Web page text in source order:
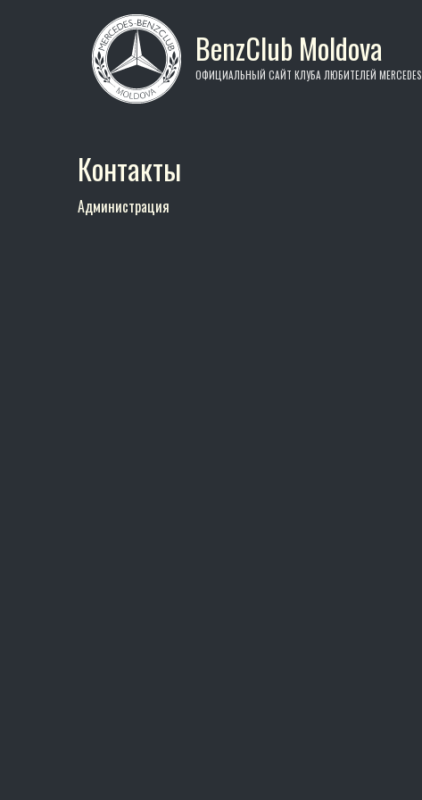
Перейти к основному содержанию
BenzClub Moldova
ОФИЦИАЛЬНЫЙ САЙТ КЛУБА ЛЮБИТЕЛЕЙ MERCEDES
Контакты
Администрация